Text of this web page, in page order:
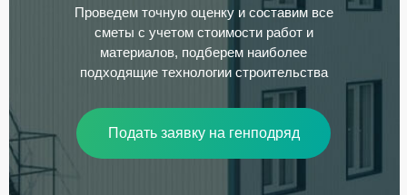
Подать заявку на генподряд
Проведем точную оценку и составим все
сметы с учетом стоимости работ и
материалов, подберем наиболее
подходящие технологии строительства